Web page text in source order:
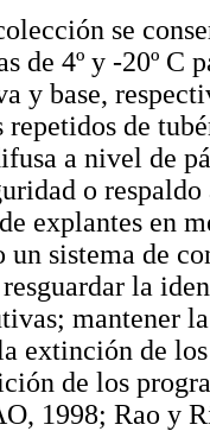
se
de 4º y -20º C
y base,
de
a nivel de
o
explantes en
un sistema de
la
mantener
extinción de
de los
1998; Rao y